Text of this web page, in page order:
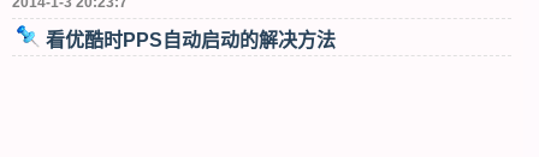
看优酷时PPS自动启动的解决方法